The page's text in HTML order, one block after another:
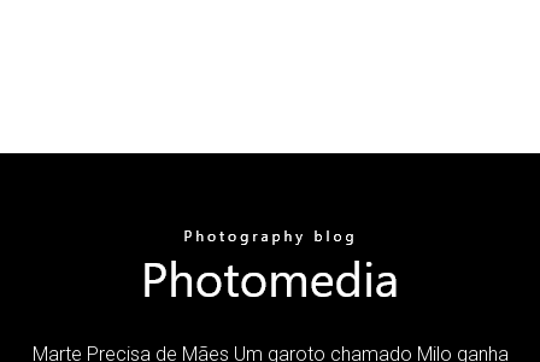
Marte Precisa de Mães Um garoto chamado Milo ganha